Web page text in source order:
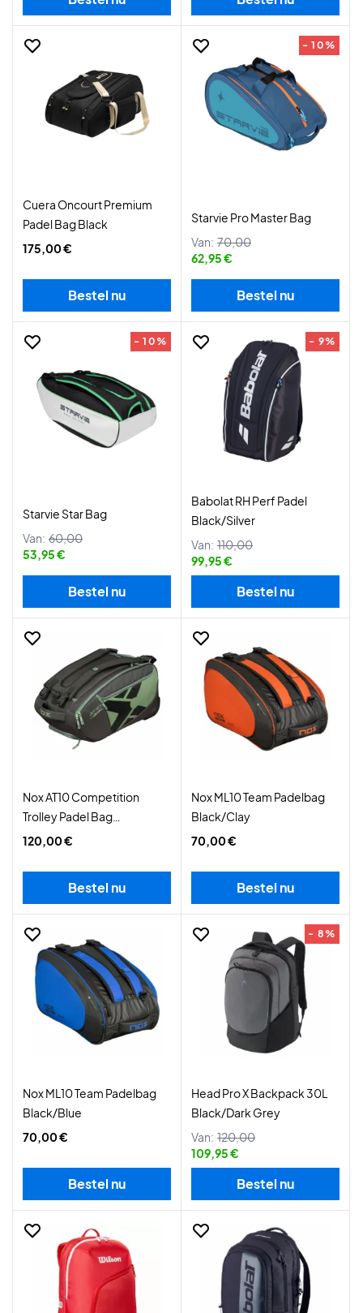
Cuera Oncourt Premium
Padel Bag Black
175,00 €
Bestel nu
- 10%
Starvie Pro Master Bag
Van: 70,00
62,95 €
Bestel nu
- 10%
Starvie Star Bag
Van: 60,00
53,95 €
Bestel nu
- 9%
Babolat RH Perf Padel
Black/Silver
Van: 110,00
99,95 €
Bestel nu
Nox AT10 Competition
Trolley Padel Bag
Black/Green
120,00 €
Bestel nu
Nox ML10 Team Padelbag
Black/Clay
70,00 €
Bestel nu
Nox ML10 Team Padelbag
Black/Blue
70,00 €
Bestel nu
- 8%
Head Pro X Backpack 30L
Black/Dark Grey
Van: 120,00
109,95 €
Bestel nu